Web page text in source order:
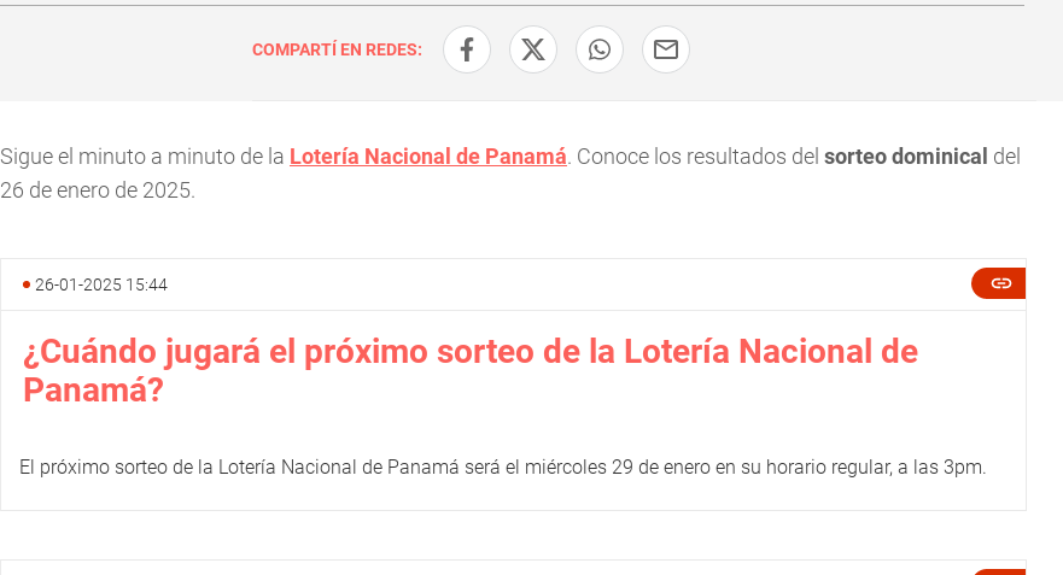
COMPARTÍ EN REDES:
Sigue el minuto a minuto de la Lotería Nacional de Panamá. Conoce los resultados del sorteo dominical del
26 de enero de 2025.
26-01-2025 15:44
¿Cuándo jugará el próximo sorteo de la Lotería Nacional de
Panamá?
El próximo sorteo de la Lotería Nacional de Panamá será el miércoles 29 de enero en su horario regular, a las 3pm.